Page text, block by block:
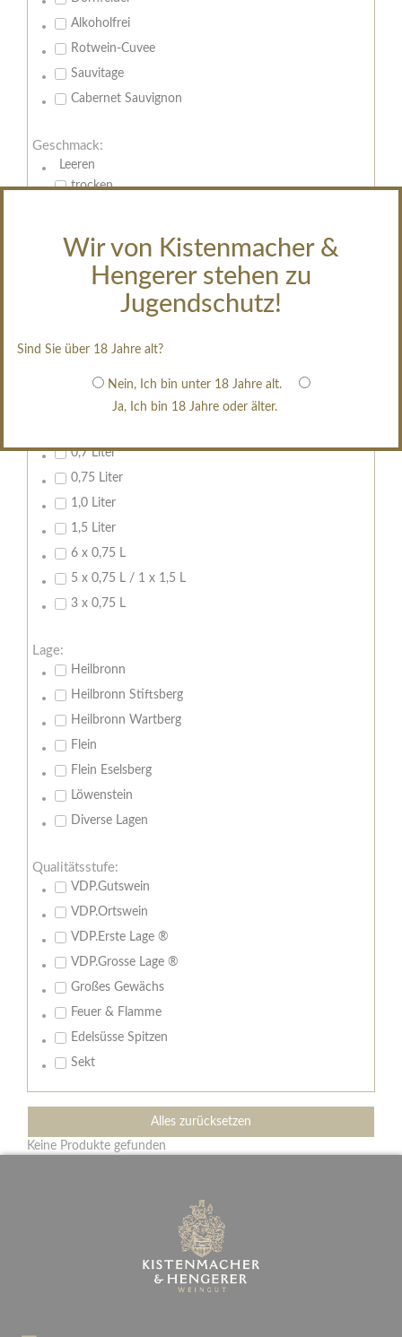
Wir von Kistenmacher &
Hengerer stehen zu
Jugendschutz!
Sind Sie über 18 Jahre alt?
Nein, Ich bin unter 18 Jahre alt.
Ja, Ich bin 18 Jahre oder älter.
Alkoholfrei
Rotwein-Cuvee
Sauvitage
Cabernet Sauvignon
Geschmack:
Leeren
trocken
halbtrocken
edelsüß
erfrischend, nicht zu süß
0,7 Liter
0,75 Liter
1,0 Liter
1,5 Liter
6 x 0,75 L
5 x 0,75 L / 1 x 1,5 L
3 x 0,75 L
Lage:
Heilbronn
Heilbronn Stiftsberg
Heilbronn Wartberg
Flein
Flein Eselsberg
Löwenstein
Diverse Lagen
Qualitätsstufe:
VDP.Gutswein
VDP.Ortswein
VDP.Erste Lage ®
VDP.Grosse Lage ®
Großes Gewächs
Feuer & Flamme
Edelsüsse Spitzen
Sekt
Alles zurücksetzen
Keine Produkte gefunden